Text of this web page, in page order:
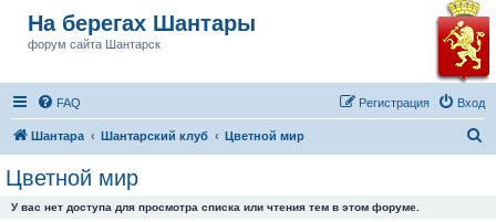
На берегах Шантары
форум сайта Шантарск
FAQ Вход
Регистрация
Шантара Шантарский клуб Цветной мир
Цветной мир
У вас нет доступа для просмотра списка или чтения тем в этом форуме.